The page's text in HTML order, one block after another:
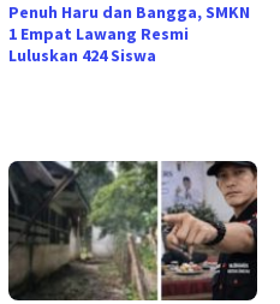
Penuh Haru dan Bangga, SMKN
1 Empat Lawang Resmi
Luluskan 424 Siswa